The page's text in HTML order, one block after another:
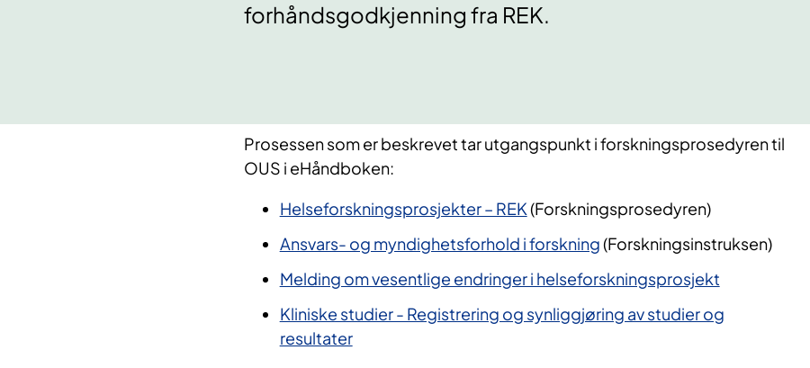
forhåndsgodkjenning fra REK.
Prosessen som er beskrevet tar utgangspunkt i forskningsprosedyren til
OUS i eHåndboken:
Helseforskningsprosjekter – REK(Forskningsprosedyren)
Ansvars- og myndighetsforhold i forskning(Forskningsinstruksen)
Melding om vesentlige endringer i helseforskningsprosjekt
Kliniske studier - Registrering og synliggjøring av studier og
resultater